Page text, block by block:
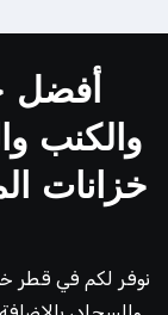
أفضل
والكنب
خزانات
نوفر لكم في قطر